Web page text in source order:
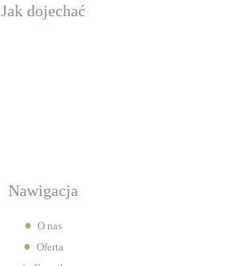
Jak dojechać
Nawigacja
O nas
Oferta